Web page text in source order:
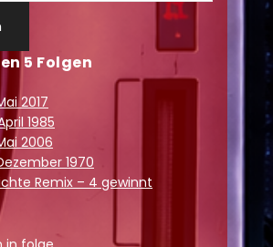
5 Folgen
2017
1985
2006
1970
Remix – 4 gewinnt